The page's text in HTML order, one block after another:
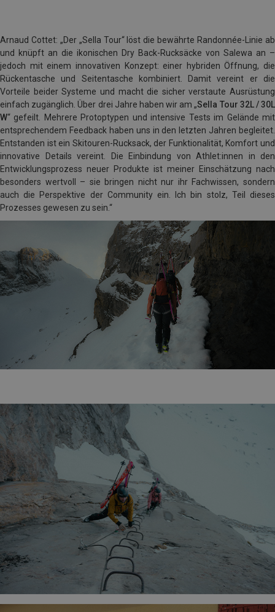
Arnaud Cottet: „Der „Sella Tour“ löst die bewährte Randonnée-Linie ab
und knüpft an die ikonischen Dry Back-Rucksäcke von Salewa an –
jedoch mit einem innovativen Konzept: einer hybriden Öffnung, die
Rückentasche und Seitentasche kombiniert. Damit vereint er die
Vorteile beider Systeme und macht die sicher verstaute Ausrüstung
einfach zugänglich. Über drei Jahre haben wir am „Sella Tour 32L / 30L
W“ gefeilt. Mehrere Protoptypen und intensive Tests im Gelände mit
entsprechendem Feedback haben uns in den letzten Jahren begleitet.
Entstanden ist ein Skitouren-Rucksack, der Funktionalität, Komfort und
innovative Details vereint. Die Einbindung von Athlet:innen in den
Entwicklungsprozess neuer Produkte ist meiner Einschätzung nach
besonders wertvoll – sie bringen nicht nur ihr Fachwissen, sondern
auch die Perspektive der Community ein. Ich bin stolz, Teil dieses
Prozesses gewesen zu sein.“